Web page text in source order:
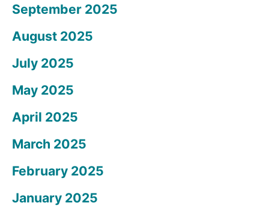
September 2025
August 2025
July 2025
May 2025
April 2025
March 2025
February 2025
January 2025